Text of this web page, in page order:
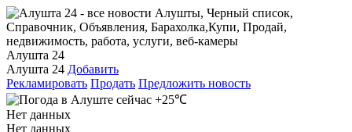
Алушта 24
Алушта 24 Добавить
Рекламировать Продать Предложить новость
+25℃
Нет данных
Нет данных